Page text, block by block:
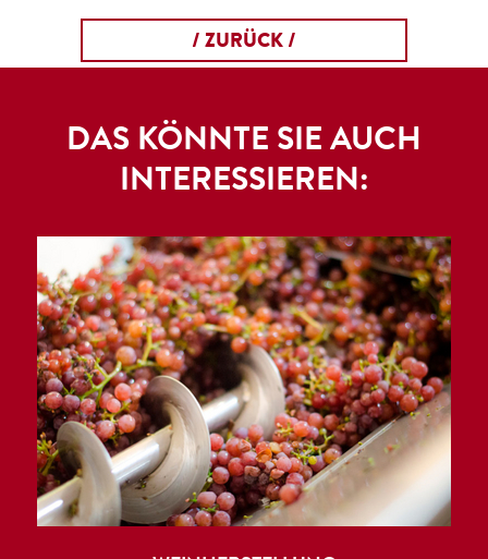
/ ZURÜCK /
DAS KÖNNTE SIE AUCH
INTERESSIEREN: